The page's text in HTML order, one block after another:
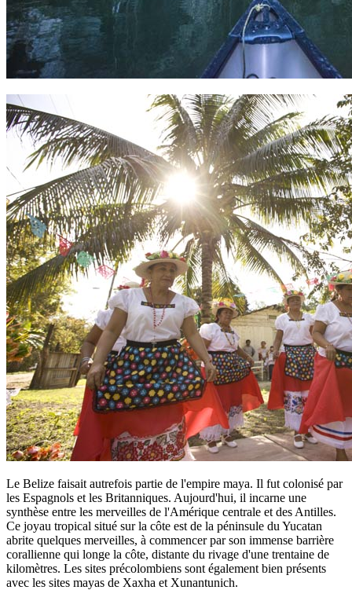
Le Belize faisait autrefois partie de l'empire maya. Il fut colonisé par
les Espagnols et les Britanniques. Aujourd'hui, il incarne une
synthèse entre les merveilles de l'Amérique centrale et des Antilles.
Ce joyau tropical situé sur la côte est de la péninsule du Yucatan
abrite quelques merveilles, à commencer par son immense barrière
corallienne qui longe la côte, distante du rivage d'une trentaine de
kilomètres. Les sites précolombiens sont également bien présents
avec les sites mayas de Xaxha et Xunantunich.